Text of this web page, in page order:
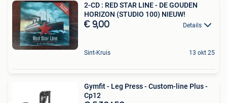
2-CD : RED STAR LINE - DE GOUDEN
HORIZON (STUDIO 100) NIEUW!
€ 9,00 Details
Sint-Kruis 13 okt 25
Gymfit - Leg Press - Custom-line Plus -
Cp12